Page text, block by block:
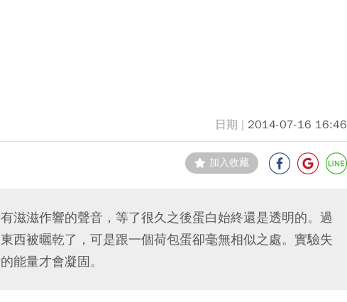
2014-07-16 16:46
加入收藏
滋滋作響的聲音，等了很久之後蛋白始終還是透明的。過
西被曬乾了，可是跟一個荷包蛋卻毫無相似之處。實驗失
能量才會凝固。